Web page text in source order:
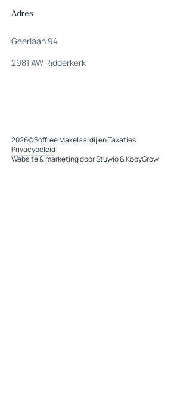
Adres
Geerlaan 94
2981 AW Ridderkerk
2026©Soffree Makelaardij en Taxaties
Privacybeleid
Website & marketing doorStuwio&KooyGrow